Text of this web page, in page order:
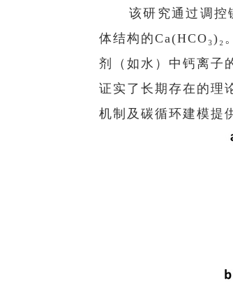
该研究通过调控
体结构的Ca(HCO₃)₂
剂（如水）中钙离子
证实了长期存在的理
机制及碳循环建模提